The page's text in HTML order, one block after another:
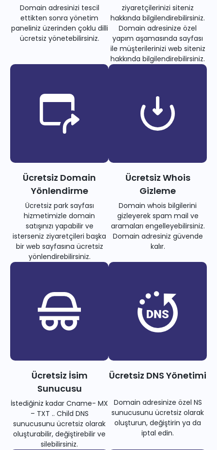
Domain adresinizi tescil
ettikten sonra yönetim
paneliniz üzerinden çoklu dilli
ücretsiz yönetebilirsiniz.
ziyaretçilerinizi siteniz
hakkında bilgilendirebilirsiniz.
Domain adresinize özel
yapım aşamasında sayfası
ile müşterilerinizi web siteniz
hakkında bilgilendirebilirsiniz.
Ücretsiz Domain
Yönlendirme
Ücretsiz park sayfası
hizmetimizle domain
satışınızı yapabilir ve
isterseniz ziyaretçileri başka
bir web sayfasına ücretsiz
yönlendirebilirsiniz.
Ücretsiz Whois
Gizleme
Domain whois bilgilerini
gizleyerek spam mail ve
aramaları engelleyebilirsiniz.
Domain adresiniz güvende
kalır.
Ücretsiz İsim
Sunucusu
İstediğiniz kadar Cname- MX
– TXT .. Child DNS
sunucusunu ücretsiz olarak
oluşturabilir, değiştirebilir ve
silebilirsiniz.
Ücretsiz DNS Yönetimi
Domain adresinize özel NS
sunucusunu ücretsiz olarak
oluşturun, değiştirin ya da
iptal edin.